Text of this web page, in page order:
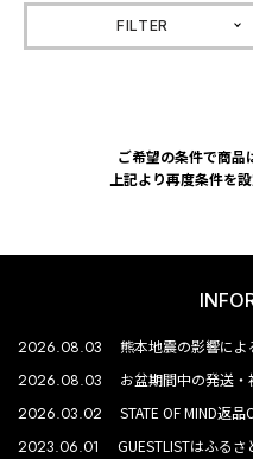
FILTER
ご希望の条件で商品
上記より再度条件を
2026.08.03 熊本地震の影響によ
2026.08.03 お盆期間中の発送・
2026.03.02 STATE OF MIND返
2023.06.01 GUESTLISTはふるさ